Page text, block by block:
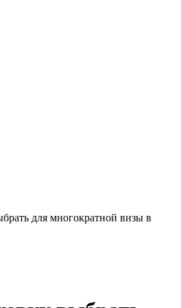
для многократной визы в